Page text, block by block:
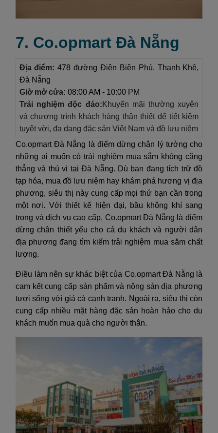
7. Co.opmart Đà Nẵng
Địa điểm: 478 đường Điện Biên Phủ, Thanh Khê,
Đà Nẵng
Giờ mở cửa: 08:00 AM - 10:00 PM
Trải nghiệm độc đáo: Khuyến mãi thường xuyên
và chương trình khách hàng thân thiết để tiết kiệm
tuyệt vời, đa dạng đặc sản Việt Nam và đồ lưu niệm
Co.opmart Đà Nẵng là điểm dừng chân lý tưởng cho
những ai muốn có trải nghiệm mua sắm không căng
thẳng và thú vị tại Đà Nẵng. Dù bạn đang tích trữ đồ
tạp hóa, mua đồ lưu niệm hay khám phá hương vị địa
phương, siêu thị này cung cấp mọi thứ bạn cần trong
một nơi. Với thiết kế hiện đại, bầu không khí sang
trọng và dịch vụ cao cấp, Co.opmart Đà Nẵng là điểm
dừng chân thiết yếu cho cả du khách và người dân
địa phương đang tìm kiếm trải nghiệm mua sắm chất
lượng.
Điều làm nên sự khác biệt của Co.opmart Đà Nẵng là
cam kết cung cấp sản phẩm và nông sản địa phương
tươi sống với giá cả cạnh tranh. Ngoài ra, siêu thị còn
cung cấp nhiều mặt hàng đặc sản hoàn hảo cho du
khách muốn mua quà cho người thân.